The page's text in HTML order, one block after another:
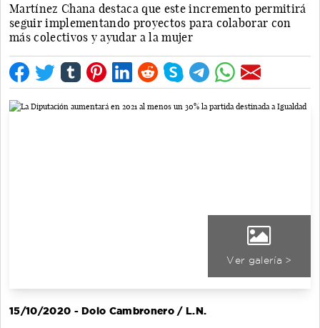
Martínez Chana destaca que este incremento permitirá
seguir implementando proyectos para colaborar con
más colectivos y ayudar a la mujer
Ver galería >
15/10/2020 - Dolo Cambronero / L.N.